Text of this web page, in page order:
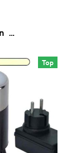
…
Top